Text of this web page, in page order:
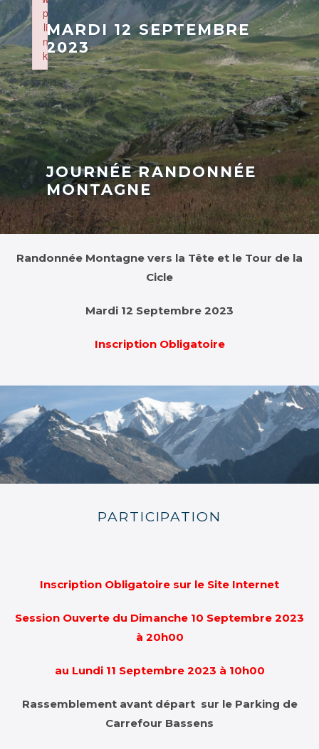
MARDI 12 SEPTEMBRE
2023
JOURNÉE RANDONNÉE
MONTAGNE
Randonnée Montagne vers la Tête et le Tour de la
Cicle
Mardi 12 Septembre 2023
Inscription Obligatoire
PARTICIPATION
Inscription Obligatoire sur le Site Internet
Session Ouverte du Dimanche 10 Septembre 2023
à 20h00
au Lundi 11 Septembre 2023 à 10h00
Rassemblement avant départ sur le Parking de
Carrefour Bassens
p
li
n
k
Failed to initialize plugin: wplink